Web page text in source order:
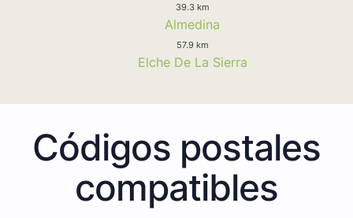
39.3 km
Almedina
57.9 km
Elche De La Sierra
Códigos postales
compatibles